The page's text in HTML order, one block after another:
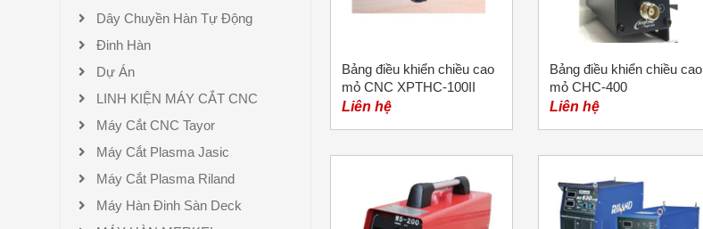
Bảng điều khiển chiều cao
mỏ CNC XPTHC-100II
Liên hệ
Bảng điều khiển chiều cao
mỏ CHC-400
Liên hệ
Dây Chuyền Hàn Tự Động
Đinh Hàn
Dự Án
LINH KIỆN MÁY CẮT CNC
Máy Cắt CNC Tayor
Máy Cắt Plasma Jasic
Máy Cắt Plasma Riland
Máy Hàn Đinh Sàn Deck